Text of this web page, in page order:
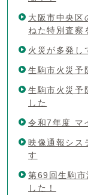
大阪市中央区
ねた特別査察
火災が多発し
生駒市火災予
生駒市火災予
した
令和7年度 マ
映像通報シス
す
第69回生駒市
した！